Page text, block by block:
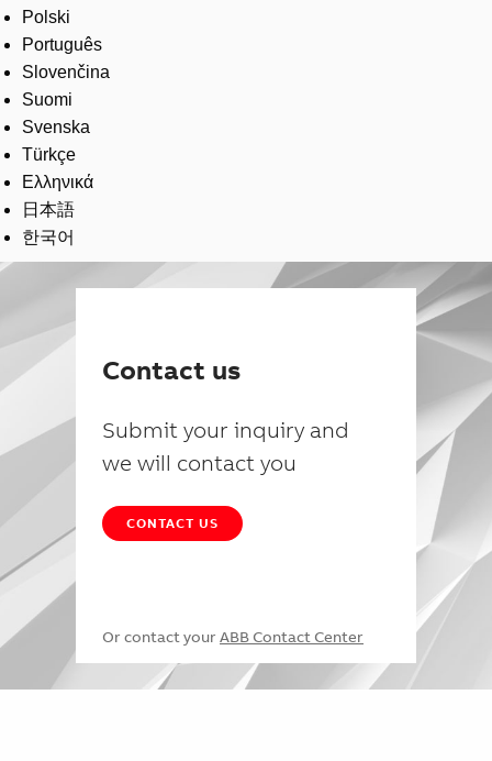
Polski
Português
Slovenčina
Suomi
Svenska
Türkçe
Ελληνικά
日本語
한국어
Contact us
Submit your inquiry and
we will contact you
CONTACT US
Or contact your ABB Contact Center